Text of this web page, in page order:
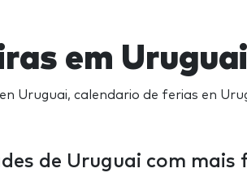
em Uruguai
Uruguai, calendario de ferias en
de Uruguai com mais